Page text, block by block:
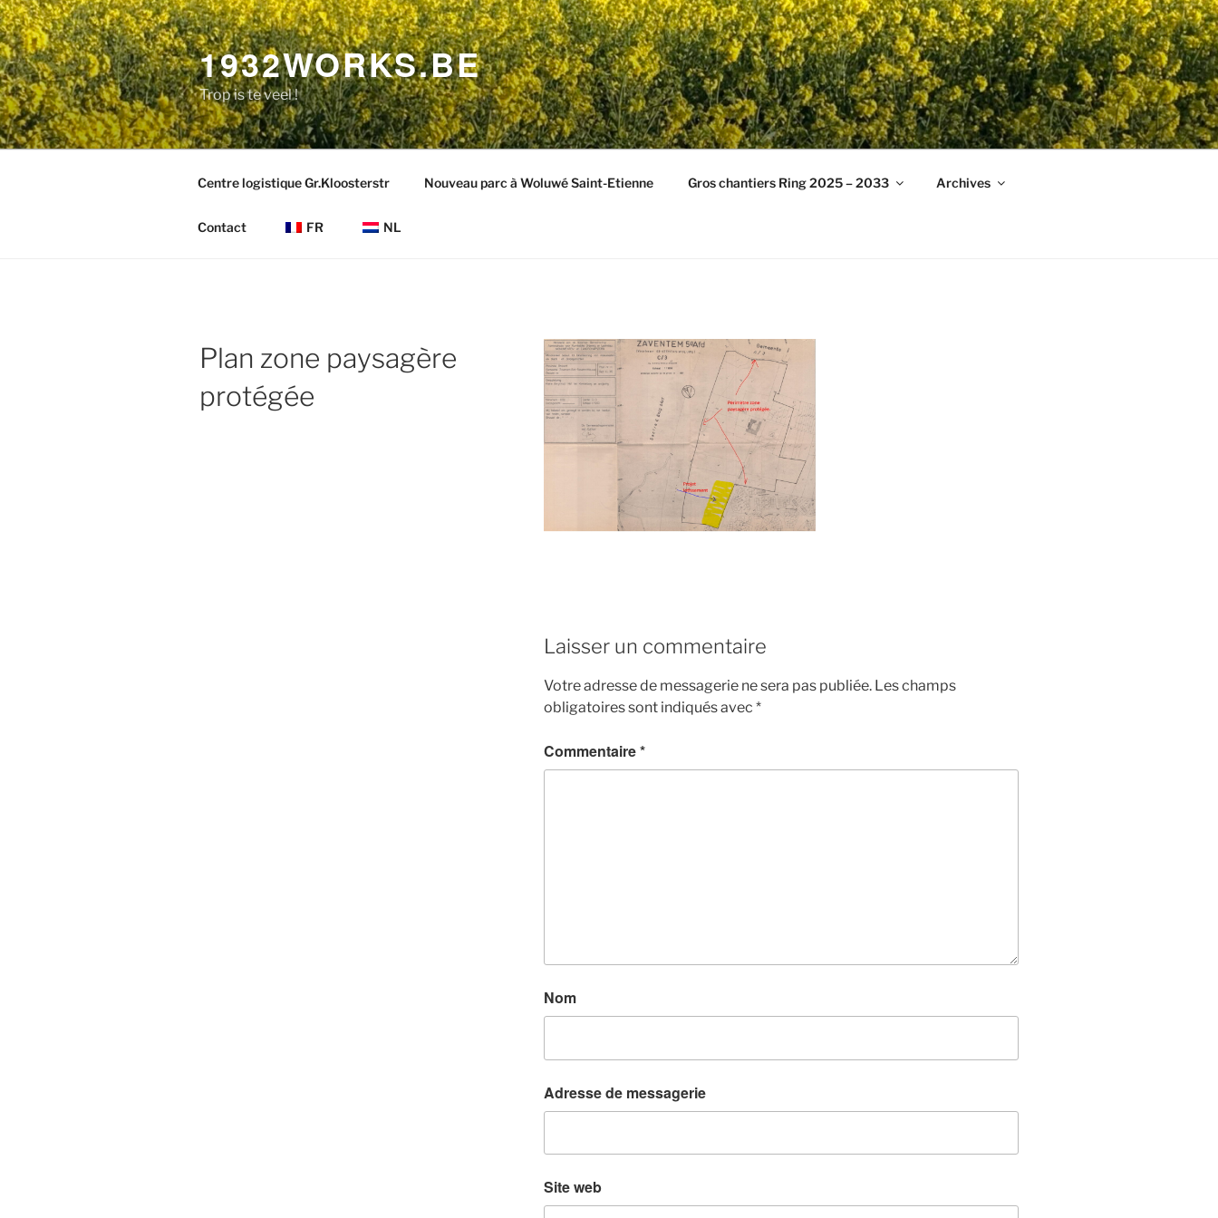
Aller
au
contenu
principal
1932WORKS.BE
Trop is te veel !
Centre logistique Gr.Kloosterstr Nouveau parc à Woluwé Saint-Etienne Gros chantiers Ring 2025 – 2033 Archives
Contact FR NL
Plan zone paysagère
protégée
Laisser un commentaire
Votre adresse de messagerie ne sera pas publiée. Les champs
obligatoires sont indiqués avec *
Commentaire*
Nom
Adresse de messagerie
Site web